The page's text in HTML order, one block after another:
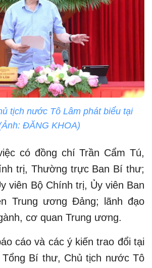
tịch nước Tô Lâm phát biểu tại
ĐĂNG KHOA)
có đồng chí Trần Cẩm Tú,
trị, Thường trực Ban Bí thư;
viên Bộ Chính trị, Ủy viên Ban
Trung ương Đảng; lãnh đạo
cơ quan Trung ương.
cáo và các ý kiến trao đổi tại
Tổng Bí thư, Chủ tịch nước Tô